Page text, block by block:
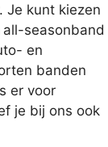
Je kunt kiezen
seasonband
en
banden
er voor
je bij ons ook